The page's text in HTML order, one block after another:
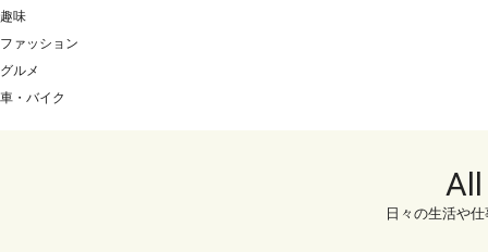
趣味
ファッション
グルメ
車・バイク
日々の生活や